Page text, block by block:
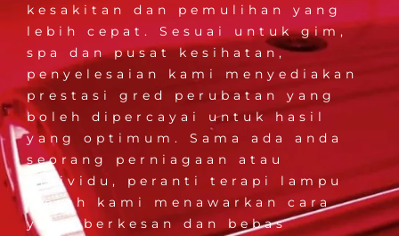
kesakitan dan pemulihan yang
lebih cepat. Sesuai untuk gim,
spa dan pusat kesihatan,
penyelesaian kami menyediakan
prestasi gred perubatan yang
boleh dipercayai untuk hasil
yang optimum. Sama ada anda
seorang perniagaan atau
individu, peranti terapi lampu
merah kami menawarkan cara
yang berkesan dan bebas